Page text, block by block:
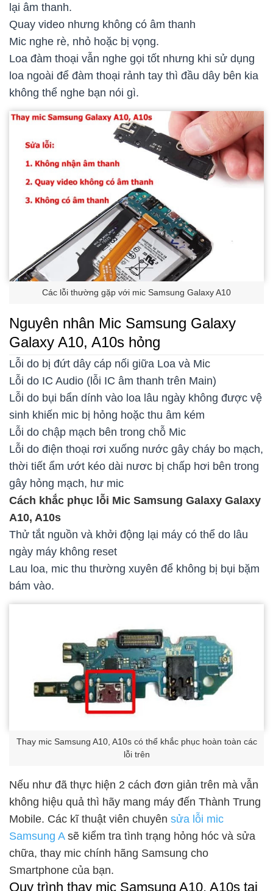
lại âm thanh.
Quay video nhưng không có âm thanh
Mic nghe rè, nhỏ hoặc bị vọng.
Loa đàm thoại vẫn nghe gọi tốt nhưng khi sử dụng
loa ngoài để đàm thoại rảnh tay thì đầu dây bên kia
không thể nghe bạn nói gì.
Các lỗi thường gặp với mic Samsung Galaxy A10
Nguyên nhân Mic Samsung Galaxy
Galaxy A10, A10s hỏng
Lỗi do bị đứt dây cáp nối giữa Loa và Mic
Lỗi do IC Audio (lỗi IC âm thanh trên Main)
Lỗi do bụi bẩn dính vào loa lâu ngày không được vệ
sinh khiến mic bị hỏng hoặc thu âm kém
Lỗi do chập mạch bên trong chỗ Mic
Lỗi do điện thoại rơi xuống nước gây cháy bo mạch,
thời tiết ẩm ướt kéo dài nươc bị chấp hơi bên trong
gây hỏng mạch, hư mic
Cách khắc phục lỗi Mic Samsung Galaxy Galaxy
A10, A10s
Thử tắt nguồn và khởi động lại máy có thể do lâu
ngày máy không reset
Lau loa, mic thu thường xuyên để không bị bụi bặm
bám vào.
Thay mic Samsung A10, A10s có thể khắc phục hoàn toàn các
lỗi trên
Nếu như đã thực hiện 2 cách đơn giản trên mà vẫn
không hiệu quả thì hãy mang máy đến Thành Trung
Mobile. Các kĩ thuật viên chuyên sửa lỗi mic
Samsung Asẽ kiểm tra tình trạng hỏng hóc và sửa
chữa, thay mic chính hãng Samsung cho
Smartphone của bạn.
Quy trình thay mic Samsung A10, A10s tại